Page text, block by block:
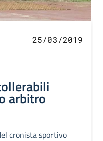
25/03/2019
arbitro
cronista sportivo